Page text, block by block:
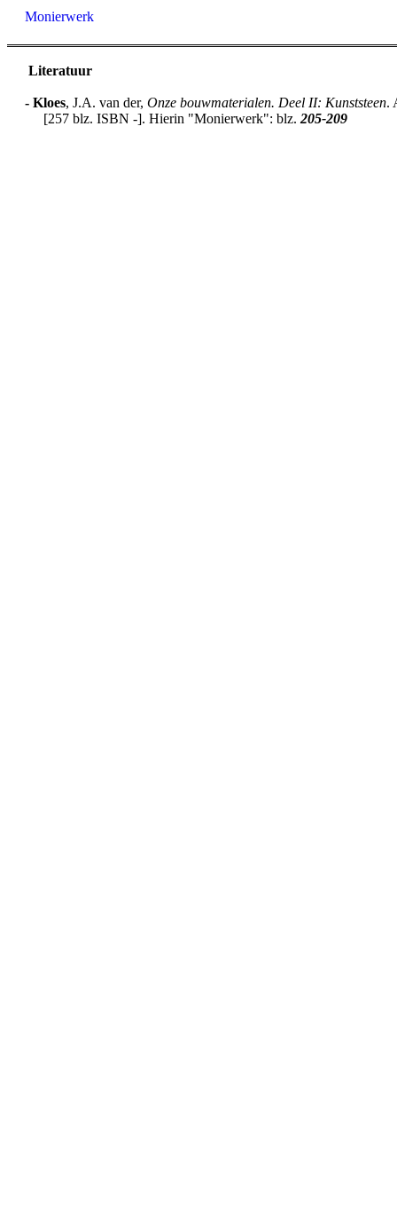
Monierwerk
Literatuur
- Kloes, J.A. van der, Onze bouwmaterialen. Deel II: Kunststeen.
[257 blz. ISBN -]. Hierin "Monierwerk": blz.205-209